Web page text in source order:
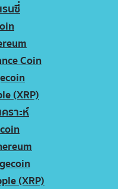
รนซี่
Coin
(XRP)
ราะห์
(XRP)